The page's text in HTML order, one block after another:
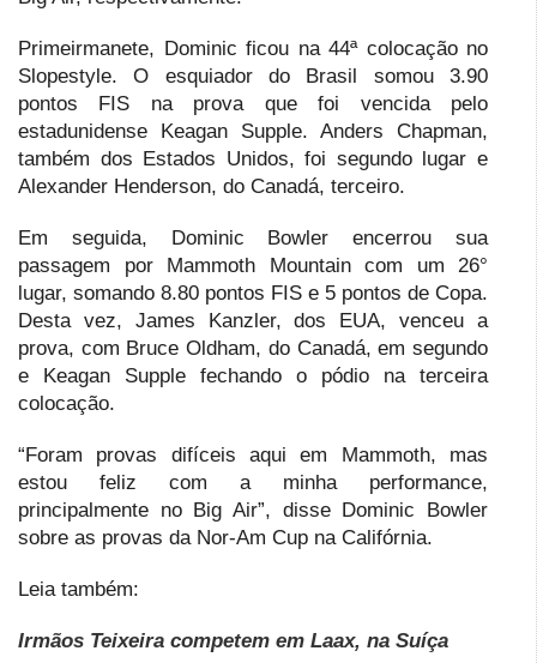
Primeirmanete, Dominic ficou na 44ª colocação no
Slopestyle. O esquiador do Brasil somou 3.90
pontos FIS na prova que foi vencida pelo
estadunidense Keagan Supple. Anders Chapman,
também dos Estados Unidos, foi segundo lugar e
Alexander Henderson, do Canadá, terceiro.
Em seguida, Dominic Bowler encerrou sua
passagem por Mammoth Mountain com um 26°
lugar, somando 8.80 pontos FIS e 5 pontos de Copa.
Desta vez, James Kanzler, dos EUA, venceu a
prova, com Bruce Oldham, do Canadá, em segundo
e Keagan Supple fechando o pódio na terceira
colocação.
“Foram provas difíceis aqui em Mammoth, mas
estou feliz com a minha performance,
principalmente no Big Air”, disse Dominic Bowler
sobre as provas da Nor-Am Cup na Califórnia.
Leia também:
Irmãos Teixeira competem em Laax, na Suíça